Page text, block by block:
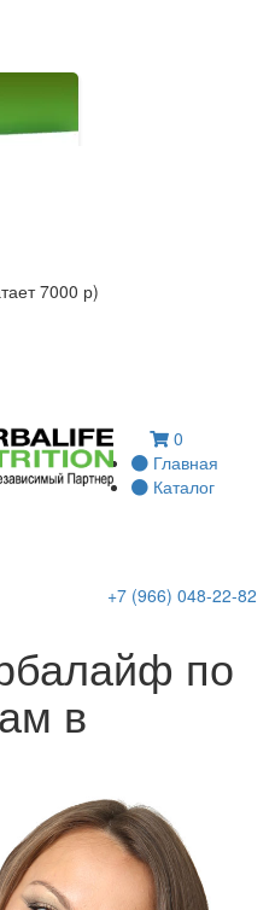
7000 р)
0
Главная
Каталог
+7 (966) 048-22-82
по
в